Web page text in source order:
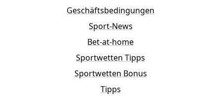
Geschäftsbedingungen
Sport-News
Bet-at-home
Sportwetten Tipps
Sportwetten Bonus
Tipps